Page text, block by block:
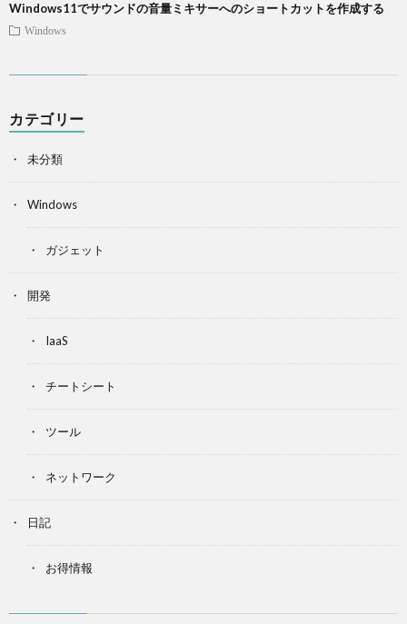
Windows11でサウンドの音量ミキサーへのショートカットを作成する
Windows
カテゴリー
未分類
Windows
ガジェット
開発
IaaS
チートシート
ツール
ネットワーク
日記
お得情報